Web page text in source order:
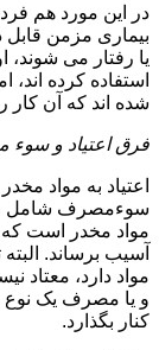
در این مورد هم
بیماری مزمن قابل
یا رفتار می شوند،
استفاده کرده اند،
شده اند که آن کار
فرق اعتیاد و
اعتیاد به مواد
سوءمصرف شامل
مواد مخدر است که
آسیب برساند.
مواد دارد، معتاد
و یا مصرف یک نوع
کنار بگذارد.